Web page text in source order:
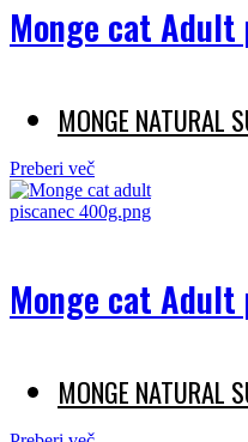
Monge cat Adult
MONGE NATURAL
Preberi več
Monge cat
MONGE NATURAL